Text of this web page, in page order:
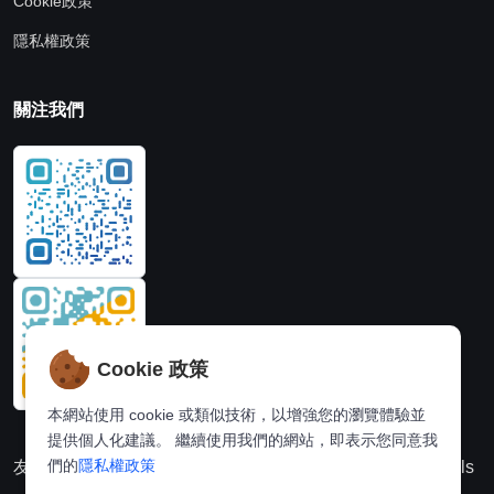
隱私權政策
關注我們
友情連結：動漫派 Hi,online tools
Cookie 政策
本網站使用 cookie 或類似技術，以增強您的瀏覽體驗並
提供個人化建議。 繼續使用我們的網站，即表示您同意我
們的隱私權政策